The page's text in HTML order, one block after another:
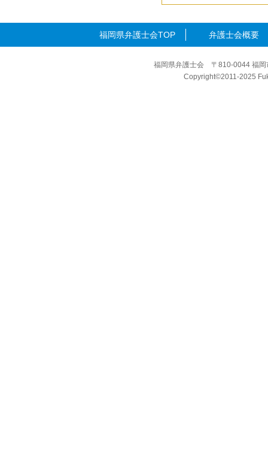
福岡県弁護士会TOP 弁護士会概要
福岡県弁護士会 〒810-0044 福
Copyright©2011-2025